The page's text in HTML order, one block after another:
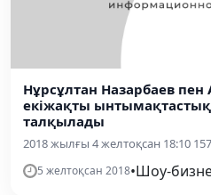
Нұрсұлтан Назарбаев
екіжақты
талқылады
2018 жылғы 4 желтоқсан 18:10
5 желтоқсан 2018•Шоу-